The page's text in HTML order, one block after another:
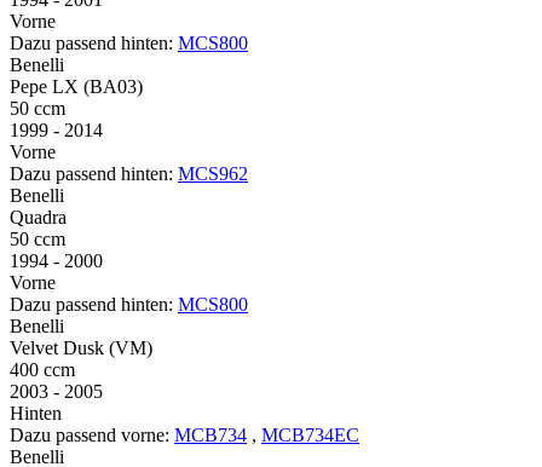
Vorne
Dazu passend hinten: MCS800
Benelli
Pepe LX (BA03)
50 ccm
1999 - 2014
Vorne
Dazu passend hinten: MCS962
Benelli
Quadra
50 ccm
1994 - 2000
Vorne
Dazu passend hinten: MCS800
Benelli
Velvet Dusk (VM)
400 ccm
2003 - 2005
Hinten
Dazu passend vorne: MCB734 , MCB734EC
Benelli